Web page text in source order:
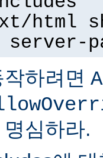
html
server-
하려면
심하라.